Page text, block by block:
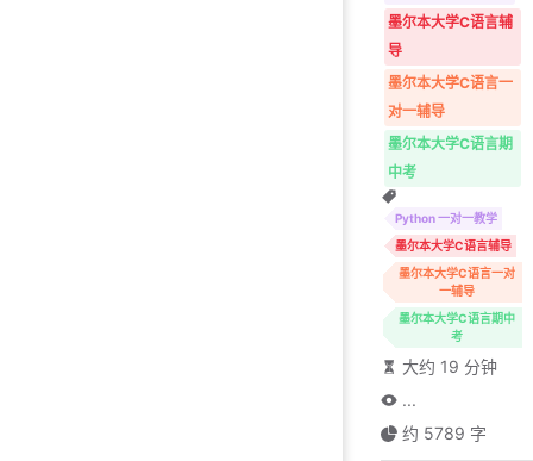
墨尔本大学C语言辅
导
墨尔本大学C语言一
对一辅导
墨尔本大学C语言期
中考
Python 一对一教学
墨尔本大学C语言辅导
墨尔本大学C语言一对
一辅导
墨尔本大学C语言期中
考
大约 19 分钟
...
约 5789 字